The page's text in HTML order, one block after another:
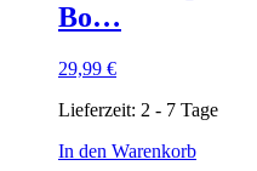
Bo…
29,99 €
Lieferzeit: 2 - 7 Tage
In den Warenkorb